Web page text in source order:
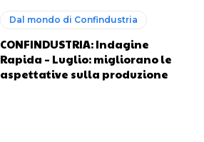
Dal mondo di Confindustria
CONFINDUSTRIA: Indagine
Rapida – Luglio: migliorano le
aspettative sulla produzione